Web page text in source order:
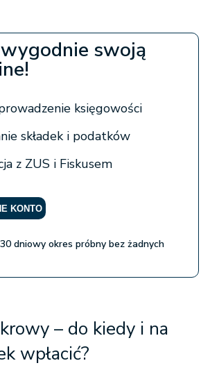
swoją
KONTO
– do kiedy i na
wpłacić?